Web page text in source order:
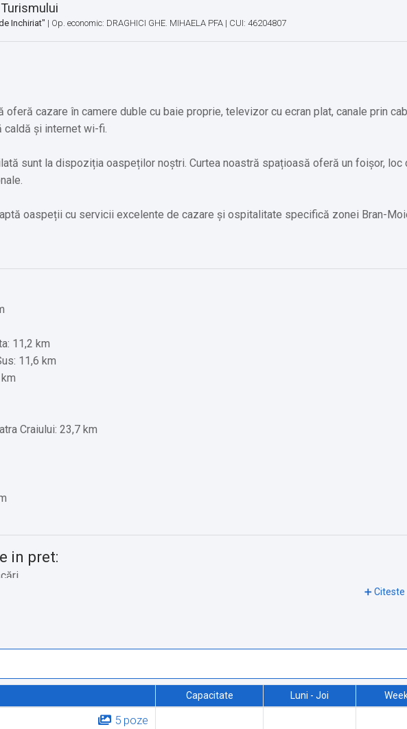
Inchiriat" | Op. economic: DRAGHICI GHE. MIHAELA PFA | CUI: 46204807
cazare în camere duble cu baie proprie, televizor cu ecran plat, canale prin
caldă și internet wi-fi.
sunt la dispoziția oaspeților noștri. Curtea noastră spațioasă oferă un foișor, loc
oaspeții cu servicii excelente de cazare și ospitalitate specifică zonei Bran-
11,2 km
11,6 km
Craiului: 23,7 km
in pret:
Capacitate Luni - Joi
5 poze